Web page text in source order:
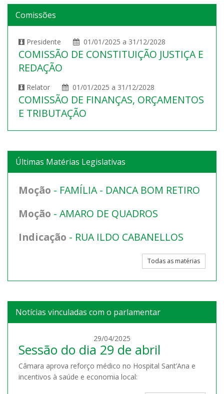
Comissões
Presidente 01/01/2025 a 31/12/2028
COMISSÃO DE CONSTITUIÇÃO JUSTIÇA E
REDAÇÃO
Relator 01/01/2025 a 31/12/2028
COMISSÃO DE FINANÇAS, ORÇAMENTOS
E TRIBUTAÇÃO
Últimas Matérias Legislativas
Moção - FAMÍLIA - DANCA BOM RETIRO
Moção - AMARO DE QUADROS
Indicação - RUA ILDO CABANELLOS
Todas as matérias
Notícias vinculadas com o parlamentar
29/04/2025
Sessão do dia 29 de abril
Câmara aprova reforço médico no Hospital Sant’Ana e
incentivos à saúde e economia local: